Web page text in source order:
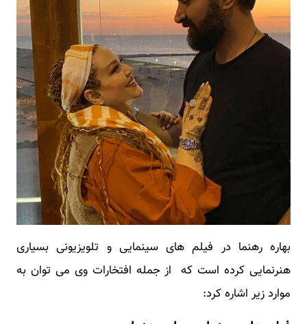
بهاره رهنما در فیلم های سینمایی و تلویزیونی بسیاری
هنرنمایی کرده است که از جمله افتخارات وی می توان به
موارد زیر اشاره کرد: